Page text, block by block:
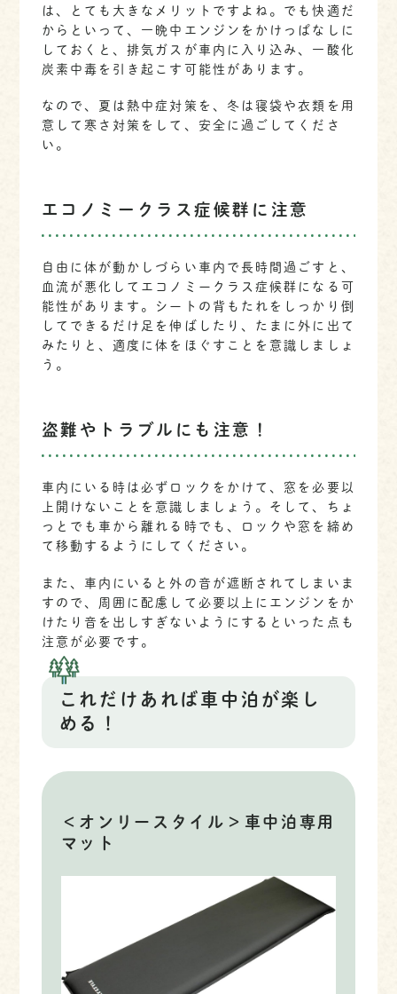
は、とても大きなメリットですよね。でも快適だ
からといって、一晩中エンジンをかけっぱなしに
しておくと、排気ガスが車内に入り込み、一酸化
炭素中毒を引き起こす可能性があります。
なので、夏は熱中症対策を、冬は寝袋や衣類を用
意して寒さ対策をして、安全に過ごしてくださ
い。
エコノミークラス症候群に注意
自由に体が動かしづらい車内で長時間過ごすと、
血流が悪化してエコノミークラス症候群になる可
能性があります。シートの背もたれをしっかり倒
してできるだけ足を伸ばしたり、たまに外に出て
みたりと、適度に体をほぐすことを意識しましょ
う。
盗難やトラブルにも注意！
車内にいる時は必ずロックをかけて、窓を必要以
上開けないことを意識しましょう。そして、ちょ
っとでも車から離れる時でも、ロックや窓を締め
て移動するようにしてください。
また、車内にいると外の音が遮断されてしまいま
すので、周囲に配慮して必要以上にエンジンをか
けたり音を出しすぎないようにするといった点も
注意が必要です。
これだけあれば車中泊が楽し
める！
＜オンリースタイル＞車中泊専用
マット